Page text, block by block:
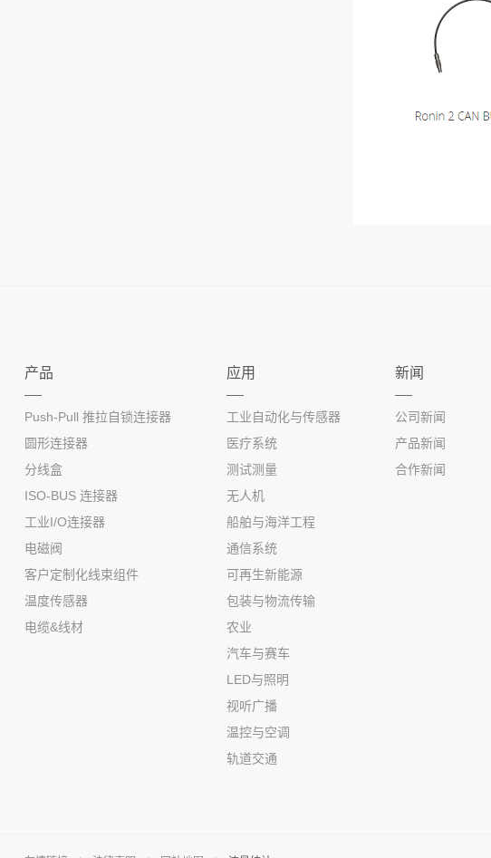
产品
Push-Pull 推拉自锁连接器
圆形连接器
分线盒
ISO-BUS 连接器
工业I/O连接器
电磁阀
客户定制化线束组件
温度传感器
电缆&线材
应用
工业自动化与传感器
医疗系统
测试测量
无人机
船舶与海洋工程
通信系统
可再生新能源
包装与物流传输
农业
汽车与赛车
LED与照明
视听广播
温控与空调
轨道交通
新闻
公司新闻
产品新闻
合作新闻